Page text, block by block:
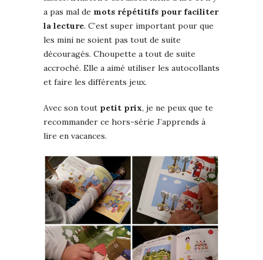
a pas mal de mots répétitifs pour faciliter
la lecture. C’est super important pour que
les mini ne soient pas tout de suite
découragés. Choupette a tout de suite
accroché. Elle a aimé utiliser les autocollants
et faire les différents jeux.
Avec son tout petit prix, je ne peux que te
recommander ce hors-série J’apprends à
lire en vacances.